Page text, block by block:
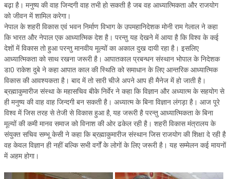
INTERNATIONAL NEWS
VIDEO NEWS
RERF SERVICE WINGS
SOCIAL MORE
SCIENTISTS & ENGINEERS WING
SECURITY SERVICES WING
SHIPPING, AVIATION & TOURISM SERVICES WING
SOCIAL SERVICE WING
बढ़ा है। मनुष्य की वाह जिन्दगी वाह तभी हो सकती है जब वह आध्यात्मिकता और राजयोग
को जीवन में शामिल करेगा।
नेपाल के शहरी विकास एवं भवन निर्माण विभाग के उपमहानिदेशक मोनी राम गेलाल ने कहा
कि भारत और नेपाल एक आध्यात्मिक देश है। परन्तु यह देखने में आया है कि विश्व के कई
देशों में विकास तो हुआ परन्तु मानवीय मूल्यों का अकाल दुख दायी रहा है। इसलिए
आध्यात्मिकता को साथ रखना जरूरी है। आपातकाल प्रबन्धन संस्थान भोपाल के निदेशक
डा0 राकेश दुबे ने कहा आपात काल की स्थिति को समाधान के लिए आन्तरिक आध्यात्मिक
विकास की आवश्यकता है। बाद में तो सारी चीजे अपने आप ही मैनेज में हो जाती है।
ब्रह्माकुमारीज संस्था के महासचिव बीके निर्वेर ने कहा कि विज्ञान और अध्यात्म के सहयोग से
ही मनुष्य की वाह वाह जिन्दगी बन सकती है। अध्यात्म के बिना विज्ञान लंगड़ा है। आज पूरे
विश्व में जिस तरह से तेजी से विकास हुआ है, यह जरूरी है परन्तु आध्यात्मिकता के बिना
मूल्यों की कमी मानव समाज को विनाश की ओर ढकेल रही है। शहरी विकास मंत्रालय के
संयुक्त सचिव सम्भू केसी ने कहा कि ब्रह्माकुमारीज संस्थान जिस राजयोग की शिक्षा दे रही है
वह केवल विज्ञान ही नहीं बल्कि सभी वर्गों के लोगों के लिए जरूरी है। यह सम्मेलन कई मायनों
में अहम होगा।